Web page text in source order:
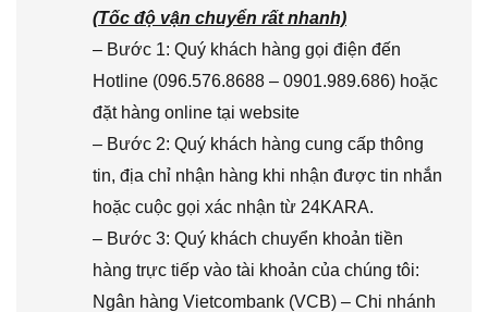
(Tốc độ vận chuyển rất nhanh)
– Bước 1: Quý khách hàng gọi điện đến
Hotline (096.576.8688 – 0901.989.686) hoặc
đặt hàng online tại website
– Bước 2: Quý khách hàng cung cấp thông
tin, địa chỉ nhận hàng khi nhận được tin nhắn
hoặc cuộc gọi xác nhận từ 24KARA.
– Bước 3: Quý khách chuyển khoản tiền
hàng trực tiếp vào tài khoản của chúng tôi:
Ngân hàng Vietcombank (VCB) – Chi nhánh